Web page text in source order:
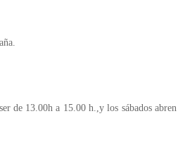
de 13.00h a 15.00 h.,y los sábados abren